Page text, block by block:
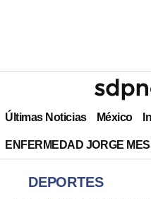
Últimas Noticias México
ENFERMEDAD JORGE
DEPORTES